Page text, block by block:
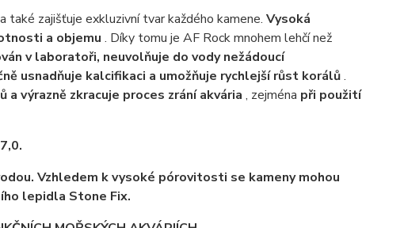
také zajišťuje exkluzivní tvar každého kamene. Vysoká
a objemu . Díky tomu je AF Rock mnohem lehčí než
v laboratoři, neuvolňuje do vody nežádoucí
usnadňuje kalcifikaci a umožňuje rychlejší růst korálů.
výrazně zkracuje proces zrání akvária , zejména při použití
Vzhledem k vysoké pórovitosti se kameny mohou
lepidla Stone Fix.